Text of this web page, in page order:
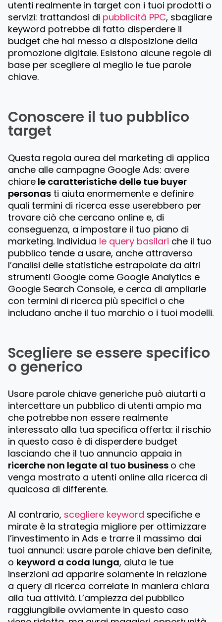
utenti realmente in target con i tuoi prodotti o
servizi: trattandosi di pubblicità PPC, sbagliare
keyword potrebbe di fatto disperdere il
budget che hai messo a disposizione della
promozione digitale. Esistono alcune regole di
base per scegliere al meglio le tue parole
chiave.
Conoscere il tuo pubblico
target
Questa regola aurea del marketing di applica
anche alle campagne Google Ads: avere
chiare le caratteristiche delle tue buyer
personas ti aiuta enormemente e definire
quali termini di ricerca esse userebbero per
trovare ciò che cercano online e, di
conseguenza, a impostare il tuo piano di
marketing. Individua le query basilari che il tuo
pubblico tende a usare, anche attraverso
l’analisi delle statistiche estrapolate da altri
strumenti Google come Google Analytics e
Google Search Console, e cerca di ampliarle
con termini di ricerca più specifici o che
includano anche il tuo marchio o i tuoi modelli.
Scegliere se essere specifico
o generico
Usare parole chiave generiche può aiutarti a
intercettare un pubblico di utenti ampio ma
che potrebbe non essere realmente
interessato alla tua specifica offerta: il rischio
in questo caso è di disperdere budget
lasciando che il tuo annuncio appaia in
ricerche non legate al tuo business o che
venga mostrato a utenti online alla ricerca di
qualcosa di differente.
Al contrario, scegliere keyword specifiche e
mirate è la strategia migliore per ottimizzare
l’investimento in Ads e trarre il massimo dai
tuoi annunci: usare parole chiave ben definite,
o keyword a coda lunga, aiuta le tue
inserzioni ad apparire solamente in relazione
a query di ricerca correlate in maniera chiara
alla tua attività. L’ampiezza del pubblico
raggiungibile ovviamente in questo caso